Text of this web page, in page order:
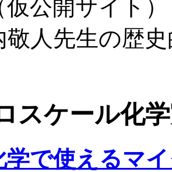
公開サイト）
敬人先生の歴
スケール化
学で使えるマ